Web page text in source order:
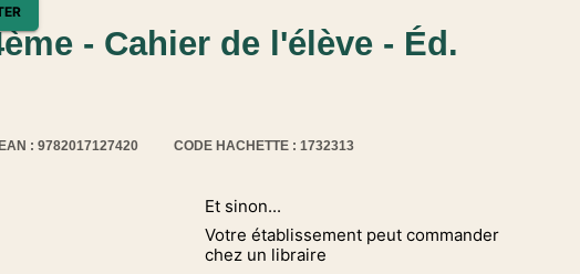
- Cahier de l'élève - Éd.
EAN : 9782017127420 CODE HACHETTE : 1732313
Et sinon...
Votre établissement peut commander
chez un libraire